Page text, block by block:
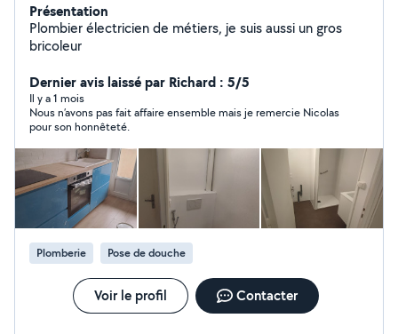
Présentation
Plombier électricien de métiers, je suis aussi un gros
bricoleur
Dernier avis laissé par Richard : 5/5
Il y a 1 mois
Nous n’avons pas fait affaire ensemble mais je remercie Nicolas
pour son honnêteté.
Plomberie Pose de douche
Voir le profil Contacter